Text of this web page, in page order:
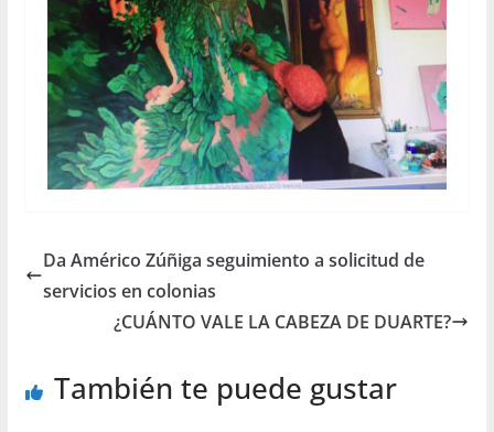
Da Américo Zúñiga seguimiento a solicitud de
servicios en colonias
¿CUÁNTO VALE LA CABEZA DE DUARTE?
También te puede gustar